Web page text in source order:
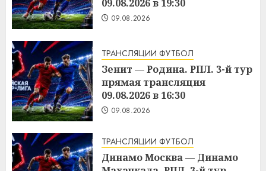
09.08.2026 в 19:30
09.08.2026
ТРАНСЛЯЦИИ ФУТБОЛ
Зенит — Родина. РПЛ. 3-й тур
прямая трансляция
09.08.2026 в 16:30
09.08.2026
ТРАНСЛЯЦИИ ФУТБОЛ
Динамо Москва — Динамо